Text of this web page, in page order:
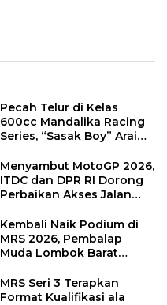
Pecah Telur di Kelas
600cc Mandalika Racing
Series, “Sasak Boy” Arai
Kemenangan
Menyambut MotoGP 2026,
ITDC dan DPR RI Dorong
Perbaikan Akses Jalan
di KEK Mandalika
Kembali Naik Podium di
MRS 2026, Pembalap
Muda Lombok Barat
Menuju Tingkat Asia
MRS Seri 3 Terapkan
Format Kualifikasi ala